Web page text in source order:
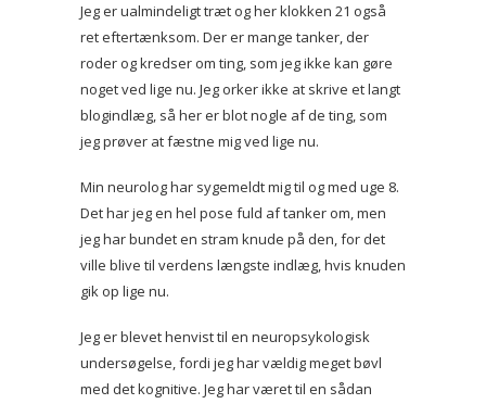
Jeg er ualmindeligt træt og her klokken 21 også
ret eftertænksom. Der er mange tanker, der
roder og kredser om ting, som jeg ikke kan gøre
noget ved lige nu. Jeg orker ikke at skrive et langt
blogindlæg, så her er blot nogle af de ting, som
jeg prøver at fæstne mig ved lige nu.
Min neurolog har sygemeldt mig til og med uge 8.
Det har jeg en hel pose fuld af tanker om, men
jeg har bundet en stram knude på den, for det
ville blive til verdens længste indlæg, hvis knuden
gik op lige nu.
Jeg er blevet henvist til en neuropsykologisk
undersøgelse, fordi jeg har vældig meget bøvl
med det kognitive. Jeg har været til en sådan